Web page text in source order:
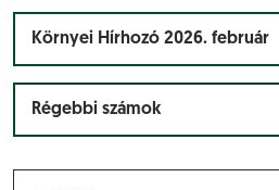
Környei Hírhozó 2026. február
Régebbi számok